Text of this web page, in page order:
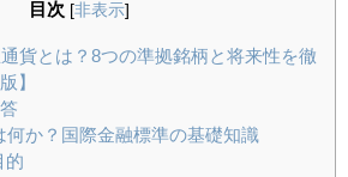
目次 [非表示]
貨とは？8つの準拠銘柄と将来性を徹
】
か？国際金融標準の基礎知識
的